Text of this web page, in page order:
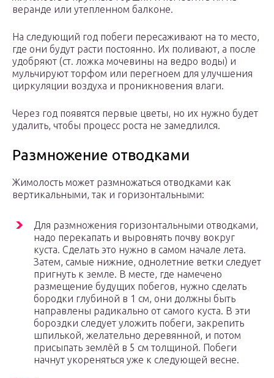
веранде или утепленном балконе.
На следующий год побеги пересаживают на то место,
где они будут расти постоянно. Их поливают, а после
удобряют (ст. ложка мочевины на ведро воды) и
мульчируют торфом или перегноем для улучшения
циркуляции воздуха и проникновения влаги.
Через год появятся первые цветы, но их нужно будет
удалить, чтобы процесс роста не замедлился.
Размножение отводками
Жимолость может размножаться отводками как
вертикальными, так и горизонтальными:
Для размножения горизонтальными отводками,
надо перекапать и выровнять почву вокруг
куста. Сделать это нужно в самом начале лета.
Затем, самые нижние, однолетние ветки следует
пригнуть к земле. В месте, где намечено
размещение будущих побегов, нужно сделать
бородки глубиной в 1 см, они должны быть
направлены радикально от самого куста. В эти
бороздки следует уложить побеги, закрепить
шпилькой, желательно деревянной, и потом
присыпать землёй в 5 см толщиной. Побеги
начнут укореняться уже к следующей весне.